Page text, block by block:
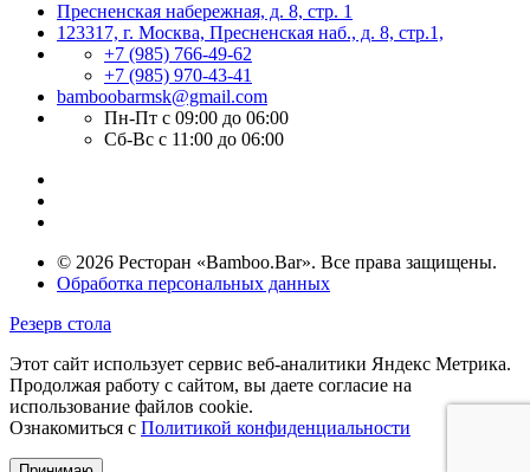
Пресненская набережная, д. 8, стр. 1
123317, г. Москва, Пресненская наб., д. 8, стр.1,
+7 (985) 766-49-62
+7 (985) 970-43-41
bamboobarmsk@gmail.com
Пн-Пт с 09:00 до 06:00
Сб-Вс с 11:00 до 06:00
© 2026 Ресторан «Bamboo.Bar». Все права защищены.
Обработка персональных данных
Резерв стола
Этот сайт использует сервис веб-аналитики Яндекс Метрика.
Продолжая работу с сайтом, вы даете согласие на
использование файлов cookie.
Ознакомиться с Политикой конфиденциальности